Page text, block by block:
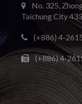
No. 325,
Taichung City
(+886) 4-
(+886) 4-